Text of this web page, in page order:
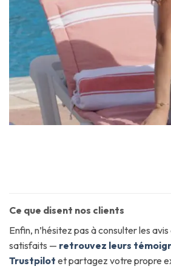
Ce que disent nos clients
Enfin, n’hésitez pas à consulter les
satisfaits — retrouvez leurs
Trustpilot et partagez votre propre